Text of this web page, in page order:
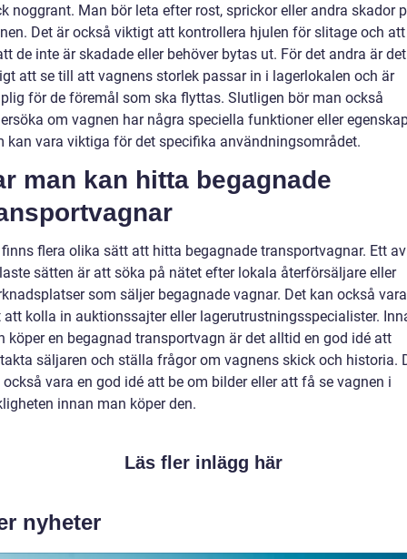
noggrant. Man bör leta efter rost, sprickor eller andra skador
Det är också viktigt att kontrollera hjulen för slitage och
de inte är skadade eller behöver bytas ut. För det andra är det
att se till att vagnens storlek passar in i lagerlokalen och är
för de föremål som ska flyttas. Slutligen bör man också
om vagnen har några speciella funktioner eller
kan vara viktiga för det specifika användningsområdet.
man kan hitta begagnade
flera olika sätt att hitta begagnade transportvagnar. Ett
sätten är att söka på nätet efter lokala återförsäljare eller
som säljer begagnade vagnar. Det kan också vara
att kolla in auktionssajter eller lagerutrustningsspecialister.
köper en begagnad transportvagn är det alltid en god idé att
säljaren och ställa frågor om vagnens skick och historia.
också vara en god idé att be om bilder eller att få se vagnen i
innan man köper den.
Läs fler inlägg här
nyheter